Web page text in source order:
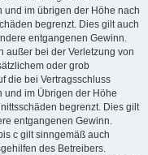
im übrigen der Höhe nach
begrenzt. Dies gilt auch
entgangenen Gewinn.
außer bei der Verletzung von
oder grob
die bei Vertragsschluss
und im Übrigen der Höhe
begrenzt. Dies gilt
entgangenen Gewinn.
c gilt sinngemäß auch
des Betreibers.